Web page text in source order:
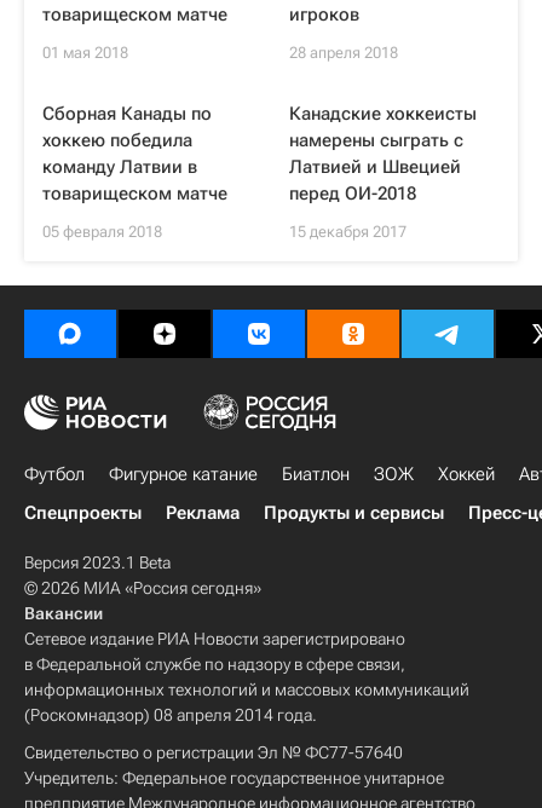
товарищеском матче
01 мая 2018
игроков
28 апреля 2018
Сборная Канады по
хоккею победила
команду Латвии в
товарищеском матче
05 февраля 2018
Канадские хоккеисты
намерены сыграть с
Латвией и Швецией
перед ОИ-2018
15 декабря 2017
Футбол Фигурное катание Биатлон ЗОЖ Хоккей
Спецпроекты
Реклама Продукты и сервисы Пресс-
Версия 2023.1 Beta
© 2026 МИА «Россия сегодня»
Вакансии
Сетевое издание РИА Новости зарегистрировано
в Федеральной службе по надзору в сфере связи,
информационных технологий и массовых коммуникаций
(Роскомнадзор) 08 апреля 2014 года.
Свидетельство о регистрации Эл № ФС77-57640
Учредитель: Федеральное государственное унитарное
предприятие Международное информационное агентство